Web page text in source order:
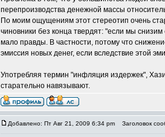
перепроизводства денежной массы
По моим ощущениям этот стереотип очень
чиновники без конца твердят: "если мы
мало правды. В частности, потому что
эмиссия новых денег, если вследствие этой
Употребляя термин "инфляция издержек",
старательно навязывают.
Добавлено: Пт Авг 21, 2009 6:34 pm Заголовок